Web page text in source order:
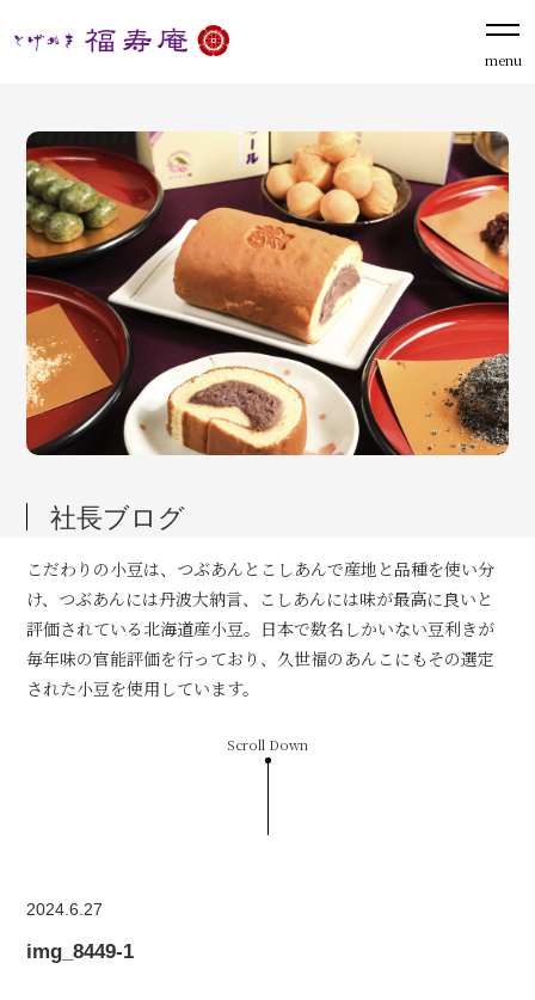
menu
社長ブログ
こだわりの小豆は、つぶあんとこしあんで産地と品種を使い分
け、つぶあんには丹波大納言、こしあんには味が最高に良いと
評価されている北海道産小豆。日本で数名しかいない豆利きが
毎年味の官能評価を行っており、久世福のあんこにもその選定
された小豆を使用しています。
Scroll Down
2024.6.27
img_8449-1